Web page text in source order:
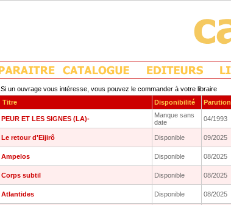
Si un ouvrage vous intéresse, vous pouvez le commander à votre libraire
Titre
Disponibilité Parution
PEUR ET LES SIGNES (LA)-
Manque sans
date
04/1993
Le retour d'Eijirô Disponible 09/2025
Ampelos Disponible 08/2025
Corps subtil Disponible 08/2025
Atlantides Disponible 08/2025